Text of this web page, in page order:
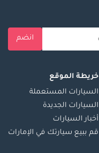
انضم
خريطة الموقع
السيارات المستعملة
السيارات الجديدة
أخبار السيارات
قم ببيع سيارتك في الإمارات